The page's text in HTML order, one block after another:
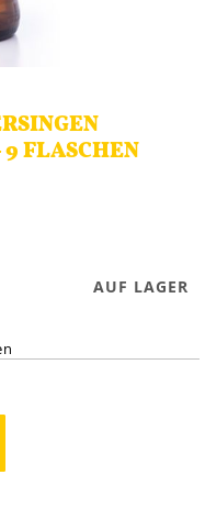
FLASCHEN
AUF LAGER